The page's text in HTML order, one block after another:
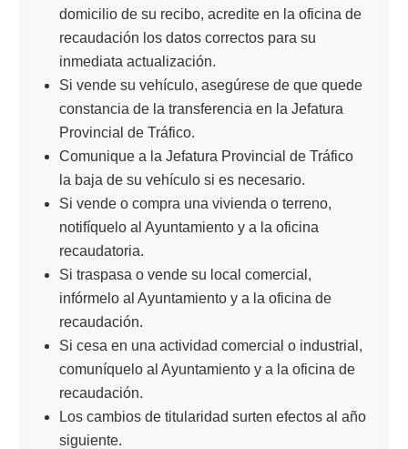
domicilio de su recibo, acredite en la oficina de
recaudación los datos correctos para su
inmediata actualización.
Si vende su vehículo, asegúrese de que quede
constancia de la transferencia en la Jefatura
Provincial de Tráfico.
Comunique a la Jefatura Provincial de Tráfico
la baja de su vehículo si es necesario.
Si vende o compra una vivienda o terreno,
notifíquelo al Ayuntamiento y a la oficina
recaudatoria.
Si traspasa o vende su local comercial,
infórmelo al Ayuntamiento y a la oficina de
recaudación.
Si cesa en una actividad comercial o industrial,
comuníquelo al Ayuntamiento y a la oficina de
recaudación.
Los cambios de titularidad surten efectos al año
siguiente.